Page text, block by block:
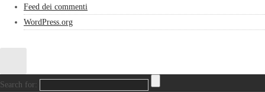
Feed dei commenti
WordPress.org
Search for: